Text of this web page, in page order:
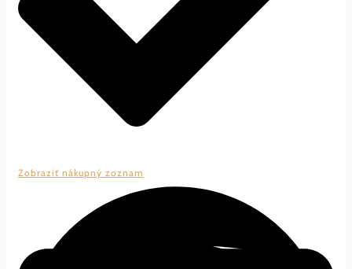
Zobraziť nákupný zoznam